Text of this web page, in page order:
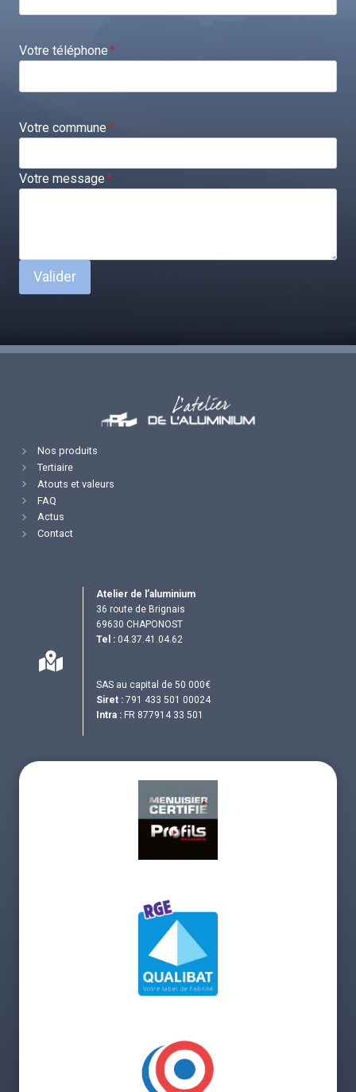
Votre téléphone*
Votre commune*
Votre message*
Valider
Nos produits
Tertiaire
Atouts et valeurs
FAQ
Actus
Contact
Atelier de l’aluminium
36 route de Brignais
69630 CHAPONOST
Tel : 04.37.41.04.62
SAS au capital de 50 000€
Siret : 791 433 501 00024
Intra : FR 877914 33 501